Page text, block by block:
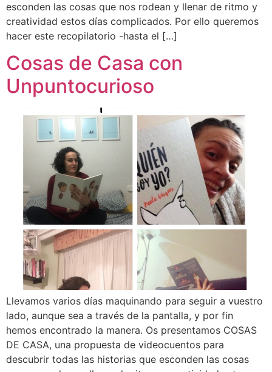
esconden las cosas que nos rodean y llenar de ritmo y
creatividad estos días complicados. Por ello queremos
hacer este recopilatorio -hasta el […]
Cosas de Casa con
Unpuntocurioso
Llevamos varios días maquinando para seguir a vuestro
lado, aunque sea a través de la pantalla, y por fin
hemos encontrado la manera. Os presentamos COSAS
DE CASA, una propuesta de videocuentos para
descubrir todas las historias que esconden las cosas